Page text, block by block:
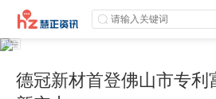
德冠新材首登佛山市专利